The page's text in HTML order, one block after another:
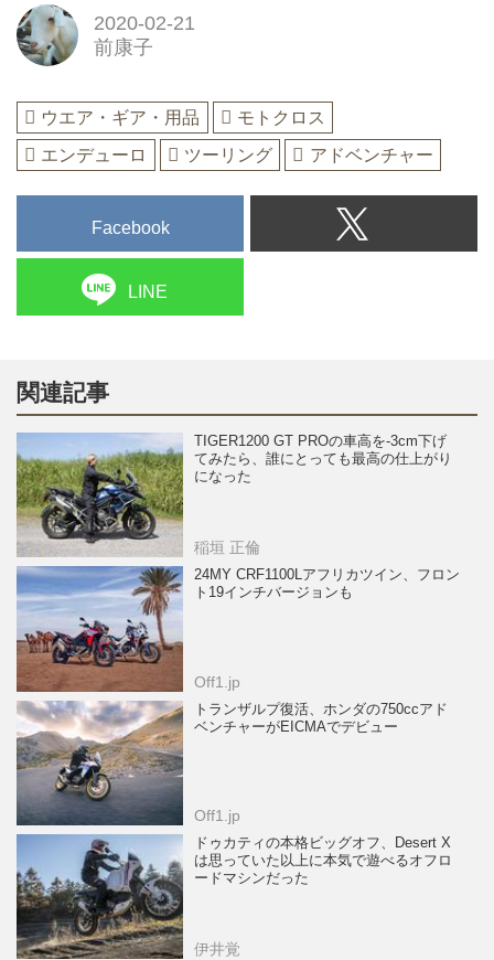
2020-02-21
前康子
ウエア・ギア・用品
モトクロス
エンデューロ
ツーリング アドベンチャー
Facebook
LINE
関連記事
TIGER1200 GT PROの車高を-3cm下げ
てみたら、誰にとっても最高の仕上がり
になった
稲垣 正倫
24MY CRF1100Lアフリカツイン、フロン
ト19インチバージョンも
Off1.jp
トランザルプ復活、ホンダの750ccアド
ベンチャーがEICMAでデビュー
Off1.jp
ドゥカティの本格ビッグオフ、Desert X
は思っていた以上に本気で遊べるオフロ
ードマシンだった
伊井覚